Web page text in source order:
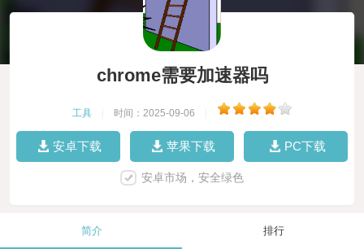
chrome需要加速器吗
工具 时间：2025-09-06
安卓下载 苹果下载 PC下载
安卓市场，安全绿色
简介 排行